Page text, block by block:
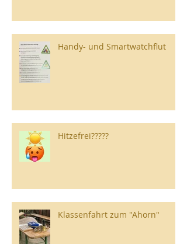
Handy- und Smartwatchflut
Hitzefrei?????
Klassenfahrt zum "Ahorn"